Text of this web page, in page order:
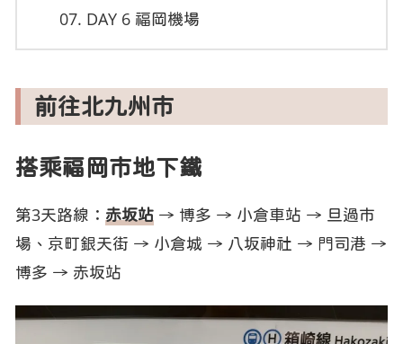
DAY 6 福岡機場
前往北九州市
搭乘福岡市地下鐵
第3天路線： 赤坂站 → 博多 → 小倉車站 → 旦過市
場、京町銀天街 → 小倉城 → 八坂神社 → 門司港 →
博多 → 赤坂站